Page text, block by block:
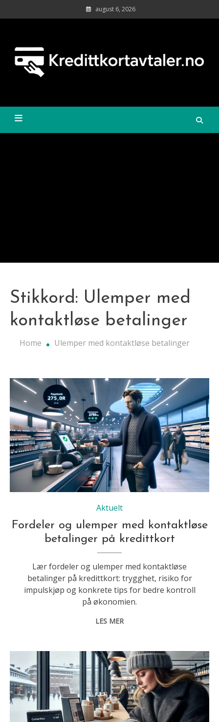
to
august 6, 2026
Stikkord: Ulemper med
kontaktløse betalinger
Home Ulemper med kontaktløse betalinger
Aktuelt
Fordeler og ulemper med kontaktløse
betalinger på kredittkort
Lær fordeler og ulemper med kontaktløse
betalinger på kredittkort: trygghet, risiko for
impulskjøp og konkrete tips for bedre kontroll
på økonomien.
LES MER